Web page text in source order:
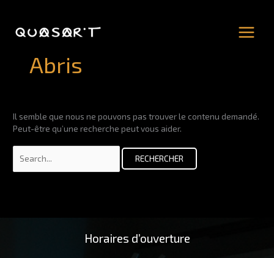
contenu
Abris
Il semble que nous ne pouvons pas trouver le contenu demandé.
Peut-être qu’une recherche peut vous aider.
Horaires d’ouverture